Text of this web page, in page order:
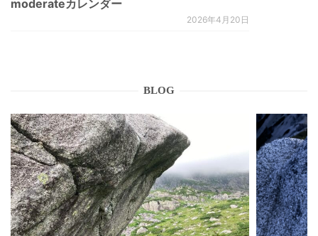
moderateカレンダー
2026年4月20日
BLOG